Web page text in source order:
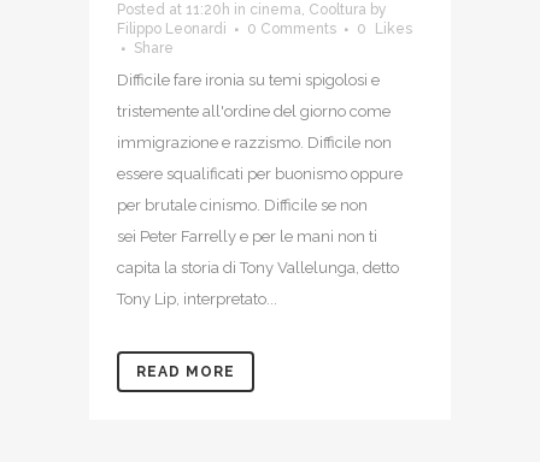
Posted at 11:20h in cinema, Cooltura by
Filippo Leonardi
0 Comments 0
Likes
Share
Difficile fare ironia su temi spigolosi e
tristemente all'ordine del giorno come
immigrazione e razzismo. Difficile non
essere squalificati per buonismo oppure
per brutale cinismo. Difficile se non
sei Peter Farrelly e per le mani non ti
capita la storia di Tony Vallelunga, detto
Tony Lip, interpretato...
READ MORE